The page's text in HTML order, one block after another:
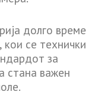
долго време
се технички
за
стана важен